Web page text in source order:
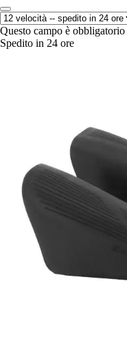
Questo campo è obbligatorio
Spedito in 24 ore